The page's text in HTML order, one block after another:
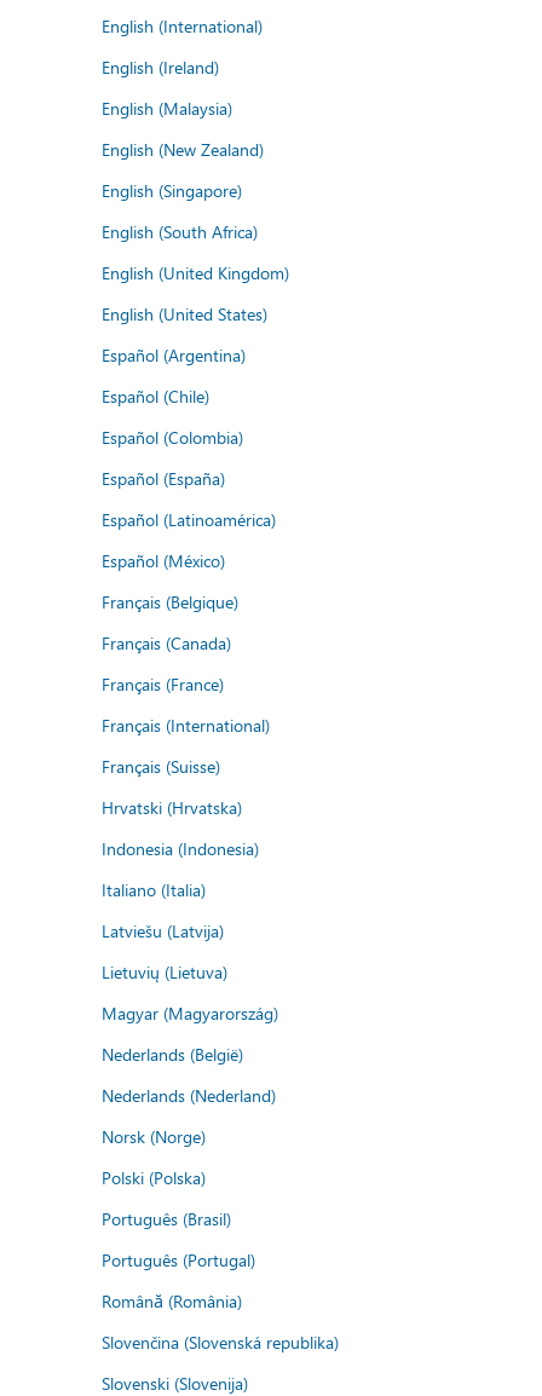
English (International)
English (Ireland)
English (Malaysia)
English (New Zealand)
English (Singapore)
English (South Africa)
English (United Kingdom)
English (United States)
Español (Argentina)
Español (Chile)
Español (Colombia)
Español (España)
Español (Latinoamérica)
Español (México)
Français (Belgique)
Français (Canada)
Français (France)
Français (International)
Français (Suisse)
Hrvatski (Hrvatska)
Indonesia (Indonesia)
Italiano (Italia)
Latviešu (Latvija)
Lietuvių (Lietuva)
Magyar (Magyarország)
Nederlands (België)
Nederlands (Nederland)
Norsk (Norge)
Polski (Polska)
Português (Brasil)
Português (Portugal)
Română (România)
Slovenčina (Slovenská republika)
Slovenski (Slovenija)